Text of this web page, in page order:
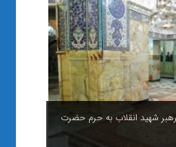
شهید انقلاب به حرم حضرت